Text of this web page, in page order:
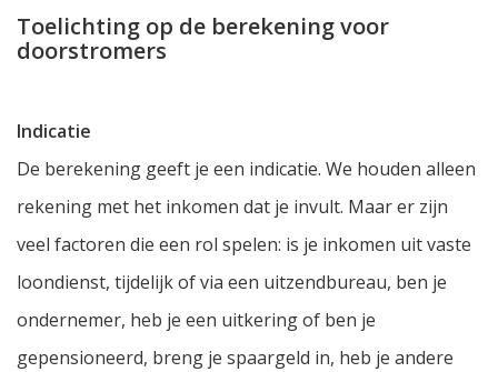
Toelichting op de berekening voor
doorstromers
Indicatie
De berekening geeft je een indicatie. We houden alleen
rekening met het inkomen dat je invult. Maar er zijn
veel factoren die een rol spelen: is je inkomen uit vaste
loondienst, tijdelijk of via een uitzendbureau, ben je
ondernemer, heb je een uitkering of ben je
gepensioneerd, breng je spaargeld in, heb je andere